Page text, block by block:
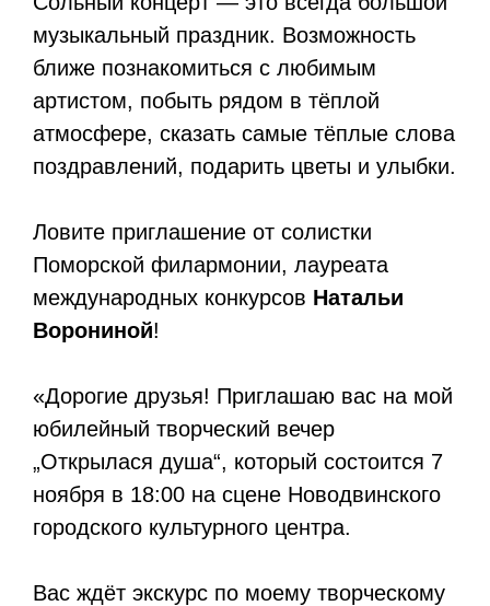
музыкальный праздник. Возможность
ближе познакомиться с любимым
артистом, побыть рядом в тёплой
атмосфере, сказать самые тёплые слова
поздравлений, подарить цветы и улыбки.
Ловите приглашение от солистки
Поморской филармонии, лауреата
международных конкурсов Натальи
Ворониной!
«Дорогие друзья! Приглашаю вас на мой
юбилейный творческий вечер
„Открылася душа“, который состоится 7
ноября в 18:00 на сцене Новодвинского
городского культурного центра.
Вас ждёт экскурс по моему творческому